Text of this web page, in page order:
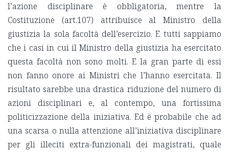
l’azione disciplinare è obbligatoria, mentre la
Costituzione (art.107) attribuisce al Ministro della
giustizia la sola facoltà dell’esercizio. E tutti sappiamo
che i casi in cui il Ministro della giustizia ha esercitato
questa facoltà non sono molti. E la gran parte di essi
non fanno onore ai Ministri che l’hanno esercitata. Il
risultato sarebbe una drastica riduzione del numero di
azioni disciplinari e, al contempo, una fortissima
politicizzazione della iniziativa. Ed è probabile che ad
una scarsa o nulla attenzione all’iniziativa disciplinare
per gli illeciti extra-funzionali dei magistrati, quale